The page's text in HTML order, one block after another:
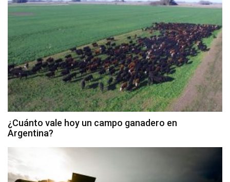
¿Cuánto vale hoy un campo ganadero en
Argentina?